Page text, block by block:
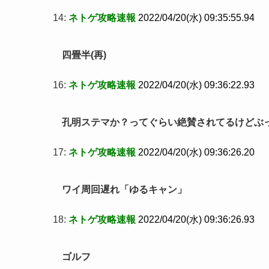
14: ネトゲ攻略速報 2022/04/20(水) 09:35:55.94
四畳半(再)
16: ネトゲ攻略速報 2022/04/20(水) 09:36:22.93
孔明ステマか？ってぐらい絶賛されてるけどぶ
17: ネトゲ攻略速報 2022/04/20(水) 09:36:26.20
ワイ周回遅れ「ゆるキャン」
18: ネトゲ攻略速報 2022/04/20(水) 09:36:26.93
ゴルフ